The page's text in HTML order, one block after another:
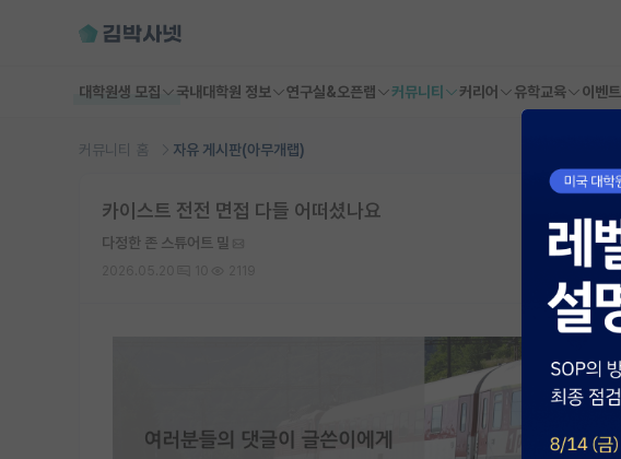
대학원생 모집 국내대학원 정보 연구실&오픈랩 커뮤니티 커리어 유학교육 이벤트
커뮤니티 홈 자유 게시판(아무개랩)
카이스트 전전 면접 다들 어떠셨나요
다정한 존 스튜어트 밀